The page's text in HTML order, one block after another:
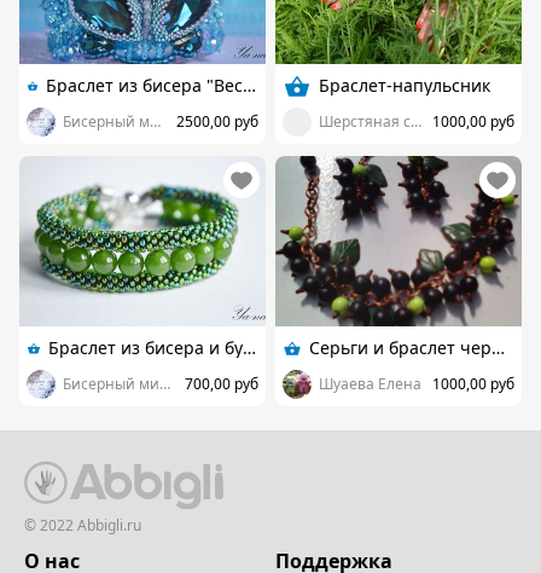
Браслет из бисера "Весенний первоцвет". Нет в наличии!
Бисерный мир от Яны Новиковой 2500,00 руб
Браслет-напульсник
Шерстяная сказка ASHMIRA 1000,00 руб
Браслет из бисера и бусин "Милитари".Продано!
Бисерный мир от Яны Новиковой 700,00 руб
Серьги и браслет черная смородина
Шуаева Елена 1000,00 руб
© 2022 Abbigli.ru
О нас Поддержка